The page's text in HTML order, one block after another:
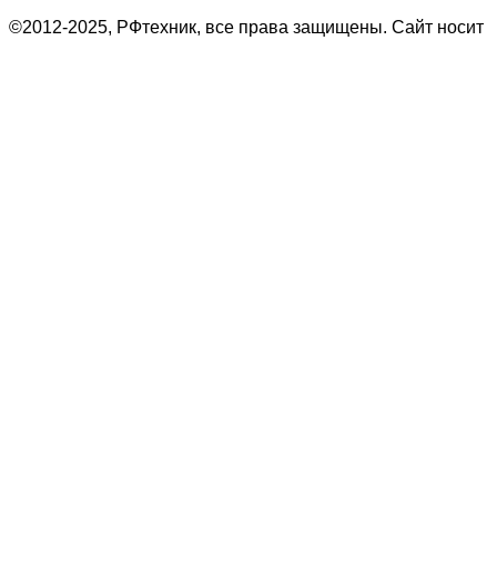
©2012-2025, РФтехник, все права защищены. Сайт носит